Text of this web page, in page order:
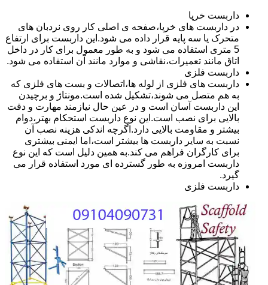
داربست خرپا
در داربست های خرپا،صفحه ی اصلی کار روی نردبان های
متحرک یا سه پایه قرار داده می شود.این داربست برای ارتفاع
5 متری استفاده می شود و به طور معمول برای کار در داخل
اتاق مانند تعمیرات،نقاشی و موارد مانند آن استفاده می شود.
داربست فلزی
داربست های فلزی از لوله ها،اتصالات و بست های فلزی که
به هم متصل می شوند،تشکیل شده است.مونتاژ و برچیدن
این داربست آسان است و در عین حال نیازمند مهارت و دقت
بالایی برای نصب است.این نوع داربست استحکام بهتر،دوام
بیشتر و مقاومت بالایی دارد.اگرچه اندکی هزینه نصب آن
نسبت به سایر داربست ها بیشتر است،اما ایمنی بیشتری
برای کارگران فراهم می کند.به همین دلیل است که این نوع
داربست امروزه به طور گسترده ای مورد استفاده قرار می
گیرد.
داربست فلزی